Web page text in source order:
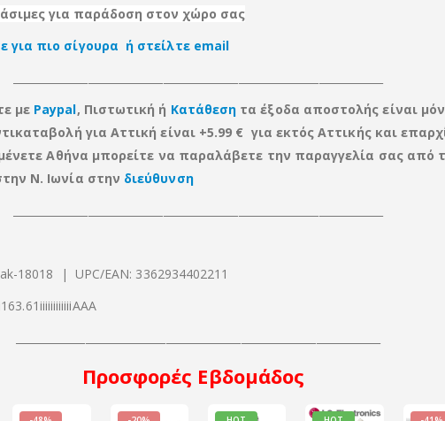
για παράδοση στον χώρο σας
για πιο σίγουρα ή στείλτε email
με Paypal, Πιστωτική ή Κατάθεση τα έξοδα αποστολής είναι
για Αττική είναι +5.99 € για εκτός Αττικής και
Αθήνα μπορείτε να παραλάβετε την παραγγελία σας από
Ν. Ιωνία στην διεύθυνση
18018 | UPC/EAN: 3362934402211
Προσφορές Εβδομάδος